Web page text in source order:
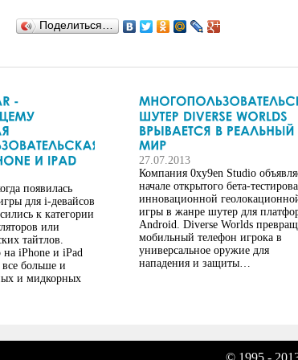
Поделиться…
появилась
для i-девайсов
к категории
или
тайтлов.
iPhone и iPad
все больше и
и мидкорных
27.07.2013
Компания 0xy9en Studio
начале открытого бета-
инновационной
игры в жанре шутер для
Android. Diverse Worlds
мобильный телефон игрока в
универсальное оружие для
нападения и защиты…
© 1995 -